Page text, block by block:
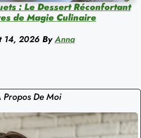
: Le Dessert Réconfortant
de Magie Culinaire
14, 2026 By Anna
Propos De Moi